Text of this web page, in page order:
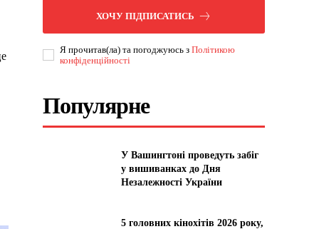
ХОЧУ ПІДПИСАТИСЬ
Я прочитав(ла) та погоджуюсь зПолітикою
конфіденційності
Популярне
У Вашингтоні проведуть забіг
у вишиванках до Дня
Незалежності України
5 головних кінохітів 2026 року,